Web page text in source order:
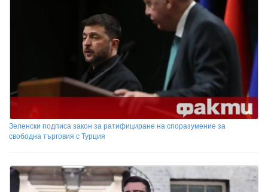
Зеленски подписа закон за ратифициране на споразумение за
свободна търговия с Турция